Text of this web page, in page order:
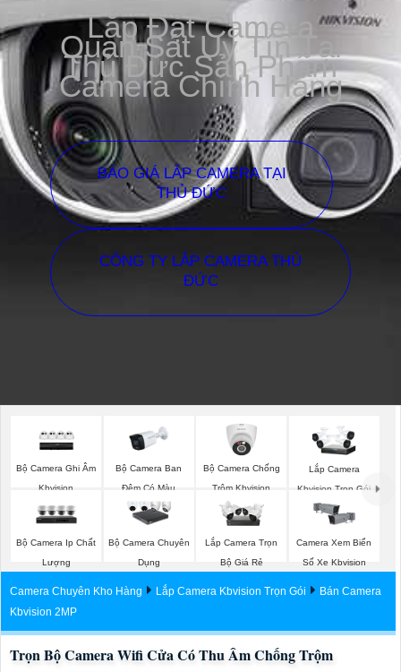
Lắp Đặt Camera
Quan Sát Uy Tín Tại
Thủ Đức Sản Phẩm
Camera Chính Hãng
BÁO GIÁ LẮP CAMERA TẠI
THỦ ĐỨC
CÔNG TY LẮP CAMERA THỦ
ĐỨC
Bộ Camera Ghi Âm
Kbvision
Bộ Camera Ban
Đêm Có Màu
Kbvision
Bộ Camera Chống
Trộm Kbvision
Lắp Camera
Kbvision Trọn Gói
Bộ Camera Ip Chất
Lượng
Bộ Camera Chuyên
Dụng
Lắp Camera Trọn
Bộ Giá Rẻ
Camera Xem Biển
Số Xe Kbvision
Camera Chuyên Kho Hàng Lắp Camera Kbvision Trọn Gói
Bán Camera
Kbvision 2MP
Trọn Bộ Camera Wifi Cửa Có Thu Âm Chống Trộm